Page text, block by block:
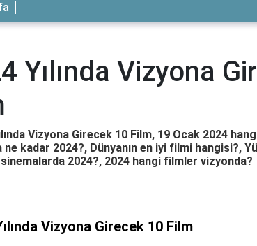
Yılında Vizyona
Vizyona Girecek 10 Film, 19 Ocak 2024
ne kadar 2024?, Dünyanın en iyi filmi hangisi?,
2024?, 2024 hangi filmler vizyonda?
Vizyona Girecek 10 Film